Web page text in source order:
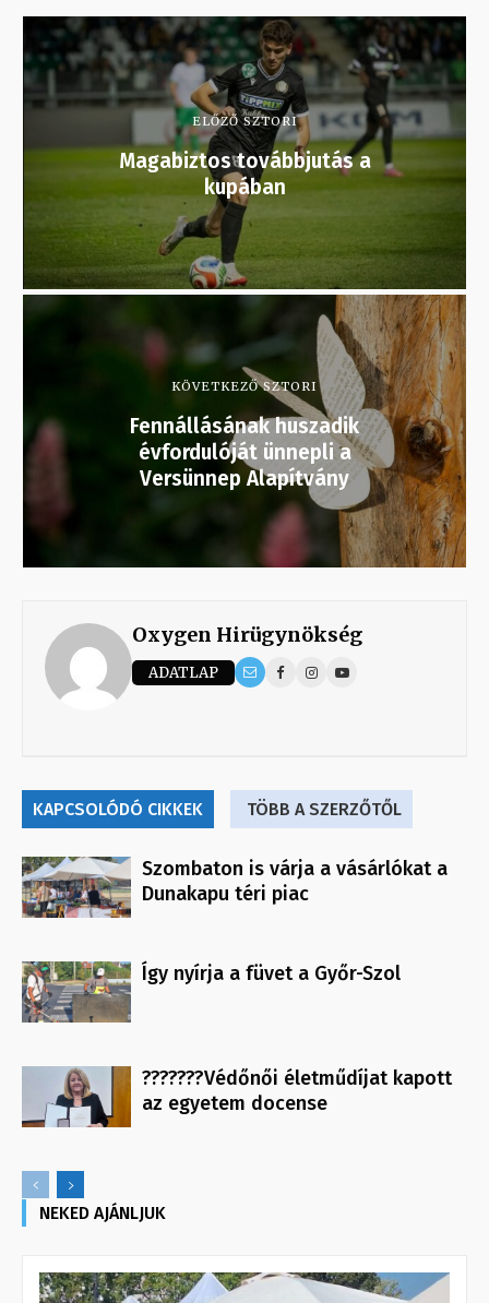
ELŐZŐ SZTORI
Magabiztos továbbjutás a
kupában
KÖVETKEZŐ SZTORI
Fennállásának huszadik
évfordulóját ünnepli a
Versünnep Alapítvány
Oxygen Hirügynökség
ADATLAP
KAPCSOLÓDÓ CIKKEK TÖBB A SZERZŐTŐL
Szombaton is várja a vásárlókat a
Dunakapu téri piac
Így nyírja a füvet a Győr-Szol
???????Védőnői életműdíjat kapott
az egyetem docense
NEKED AJÁNLJUK